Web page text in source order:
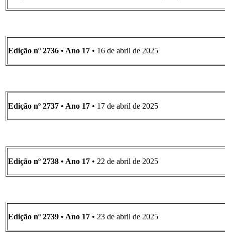
Edição nº 2736 • Ano 17 • 16 de abril de 2025
Edição nº 2737 • Ano 17 • 17 de abril de 2025
Edição nº 2738 • Ano 17 • 22 de abril de 2025
Edição nº 2739 • Ano 17 • 23 de abril de 2025